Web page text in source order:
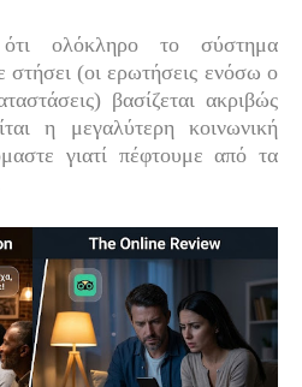
ολόκληρο το σύστημα
στήσει (οι ερωτήσεις ενόσω ο
βασίζεται ακριβώς
η μεγαλύτερη κοινωνική
γιατί πέφτουμε από τα